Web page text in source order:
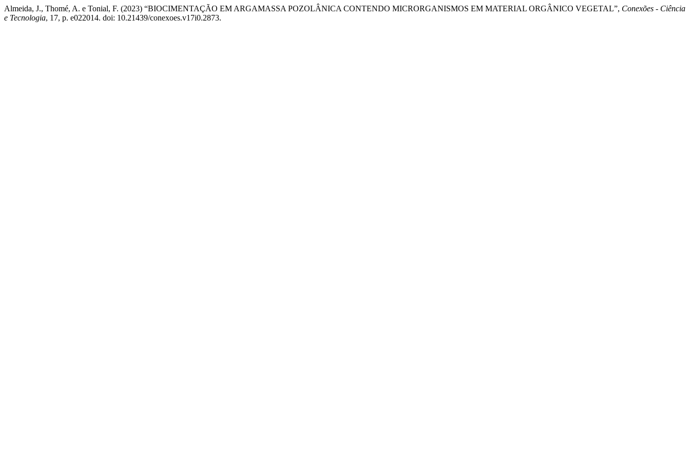
Almeida, J., Thomé, A. e Tonial, F. (2023) “BIOCIMENTAÇÃO EM ARGAMASSA POZOLÂNICA CONTENDO MICRORGANISMOS EM MATERIAL ORGÂNICO VEGETAL”, Conexões - Ciência
e Tecnologia, 17, p. e022014. doi: 10.21439/conexoes.v17i0.2873.